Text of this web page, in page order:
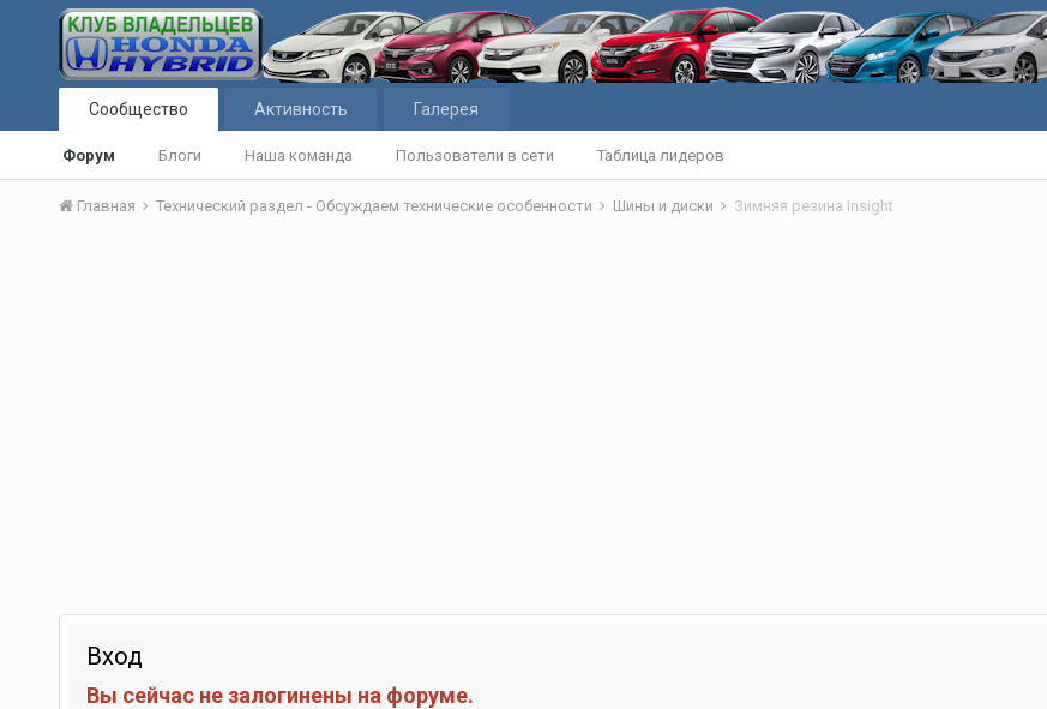
Сообщество
Форум Блоги Наша команда Пользователи в сети Таблица лидеров
Активность Галерея
Главная Технический раздел - Обсуждаем технические особенности Шины и диски Зимняя резина Insight
Вход
Вы сейчас не залогинены на форуме.